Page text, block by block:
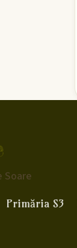
Soare
Primăria S3